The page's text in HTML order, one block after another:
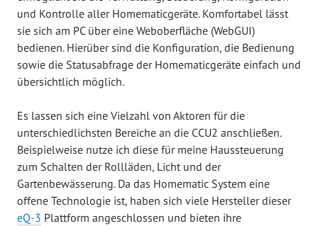
und Kontrolle aller Homematicgeräte. Komfortabel lässt
sie sich am PC über eine Weboberfläche (WebGUI)
bedienen. Hierüber sind die Konfiguration, die Bedienung
sowie die Statusabfrage der Homematicgeräte einfach und
übersichtlich möglich.
Es lassen sich eine Vielzahl von Aktoren für die
unterschiedlichsten Bereiche an die CCU2 anschließen.
Beispielweise nutze ich diese für meine Haussteuerung
zum Schalten der Rollläden, Licht und der
Gartenbewässerung. Da das Homematic System eine
offene Technologie ist, haben sich viele Hersteller dieser
eQ-3 Plattform angeschlossen und bieten ihre